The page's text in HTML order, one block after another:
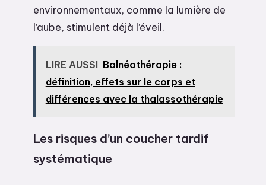
environnementaux, comme la lumière de
l’aube, stimulent déjà l’éveil.
LIRE AUSSI Balnéothérapie :
définition, effets sur le corps et
différences avec la thalassothérapie
Les risques d’un coucher tardif
systématique